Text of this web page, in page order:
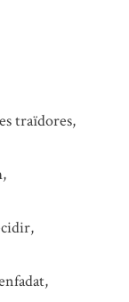
traïdores,